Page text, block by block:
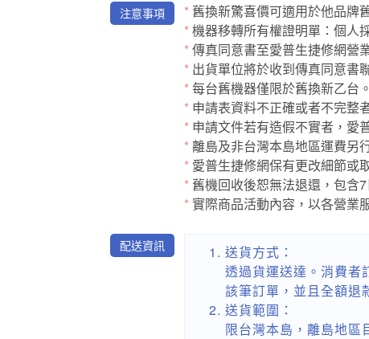
注意事項 * 舊換新驚喜價可適用於他品牌
*機器移轉所有權證明單：個人
*傳真同意書至愛普生捷修網營
* 出貨單位將於收到傳真同意書
*每台舊機器僅限於舊換新乙台
* 申請表資料不正確或者不完整
* 申請文件若有造假不實者，愛
*離島及非台灣本島地區運費另
* 愛普生捷修網保有更改細節或
* 舊機回收後恕無法退還，包含
*實際商品活動內容，以各營業
配送資訊
送貨方式：
透過貨運送達。消費者
該筆訂單，並且全額退
送貨範圍：
限台灣本島，離島地區